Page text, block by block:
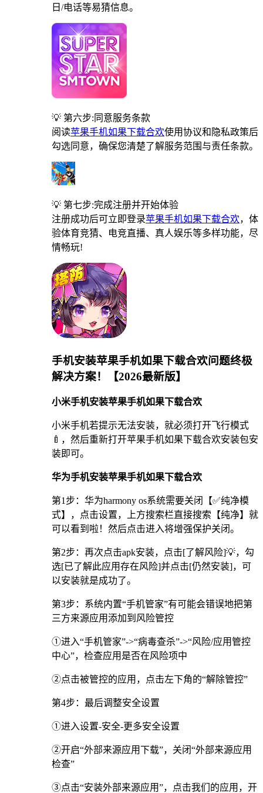
日/电话等易猜信息。
💡 第六步:同意服务条款
阅读苹果手机如果下载合欢使用协议和隐私政策后
勾选同意，确保您清楚了解服务范围与责任条款。
💡 第七步:完成注册并开始体验
注册成功后可立即登录苹果手机如果下载合欢，体
验体育竞猜、电竞直播、真人娱乐等多样功能，尽
情畅玩!
手机安装苹果手机如果下载合欢问题终极
解决方案！【2026最新版】
小米手机安装苹果手机如果下载合欢
小米手机若提示无法安装，就必须打开飞行模式
🍼，然后重新打开苹果手机如果下载合欢安装包安
装即可。
华为手机安装苹果手机如果下载合欢
第1步：华为harmony os系统需要关闭【✅纯净模
式】，点击设置，上方搜索栏直接搜索【纯净】就
可以看到啦！然后点击进入将增强保护关闭。
第2步：再次点击apk安装，点击[了解风险]💡，勾
选[已了解此应用存在风险]并点击[仍然安装]，可
以安装就是成功了。
第3步：系统内置“手机管家”有可能会错误地把第
三方来源应用添加到风险管控
①进入“手机管家”->“病毒查杀”->“风险/应用管控
中心”，检查应用是否在风险项中
②点击被管控的应用，点击左下角的“解除管控”
第4步：最后调整安全设置
①进入设置-安全-更多安全设置
②开启“外部来源应用下载”，关闭“外部来源应用
检查”
③点击“安装外部来源应用”，点击我们的应用，开